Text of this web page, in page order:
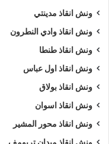
ونش انقاذ مدينتي
ونش انقاذ وادي النطرون
ونش انقاذ طنطا
ونش انقاذ اول عباس
ونش انقاذ بولاق
ونش انقاذ اسوان
ونش انقاذ محور المشير